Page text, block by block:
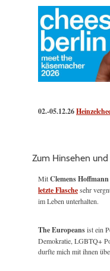
02.-05.12.26
Zum Hinsehen
MitClemens Hoffmann
letzte Flaschesehr
im Leben unterhalten.
The Europeansist ein
Demokratie, LGBTQ+
durfte mich mit ihnen